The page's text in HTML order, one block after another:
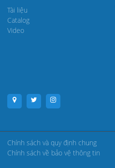
Tài liệu
Catalog
Video
Chính sách và quy định chung
Chính sách về bảo vệ thông tin